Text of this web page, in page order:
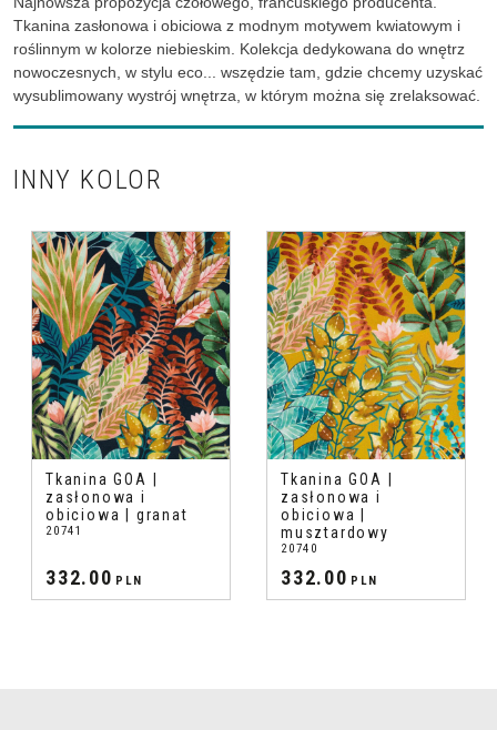
Tkanina zasłonowa i obiciowa z modnym motywem kwiatowym i
roślinnym w kolorze niebieskim. Kolekcja dedykowana do wnętrz
nowoczesnych, w stylu eco... wszędzie tam, gdzie chcemy uzyskać
wysublimowany wystrój wnętrza, w którym można się zrelaksować.
INNY KOLOR
Tkanina GOA |
zasłonowa i
obiciowa | granat
20741
332.00 PLN
Tkanina GOA |
zasłonowa i
obiciowa |
musztardowy
20740
332.00 PLN